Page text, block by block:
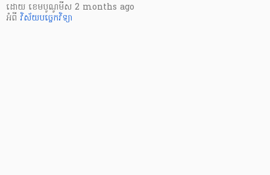
ដោយ ​ ខេមបូណូមីស 2 months ago
អំពី វិស័យបច្ចេកវិទ្យា